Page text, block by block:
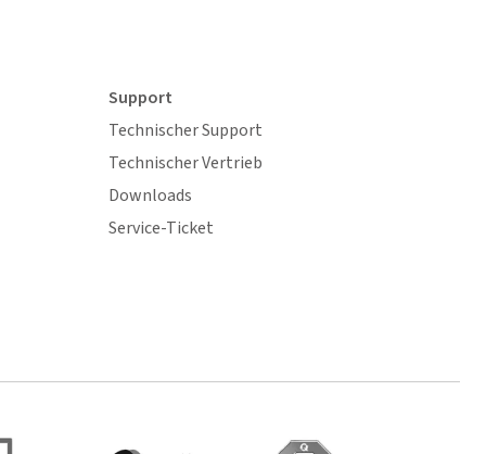
Support
Technischer Support
Technischer Vertrieb
Downloads
Service-Ticket